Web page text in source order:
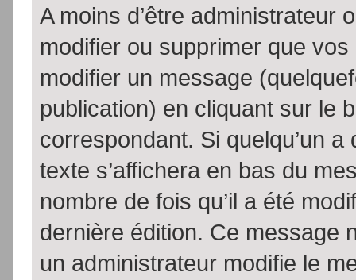
A moins d’être administrateur
modifier ou supprimer que
modifier un message
publication) en cliquant sur le
correspondant. Si quelqu’un
texte s’affichera en bas du
nombre de fois qu’il a été
dernière édition. Ce message
un administrateur modifie le